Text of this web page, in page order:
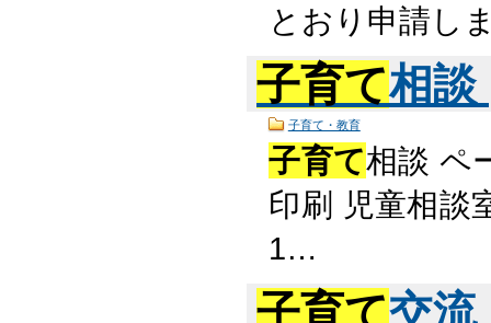
とおり申請し
子育て相談
子育て・教育
子育て相談 ペ
印刷 児童相談
1…
子育て交流